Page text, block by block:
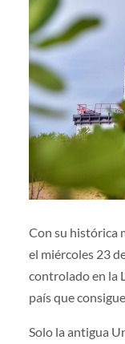
Con su histórica
el miércoles 23
controlado en la
país que
Solo la antigua